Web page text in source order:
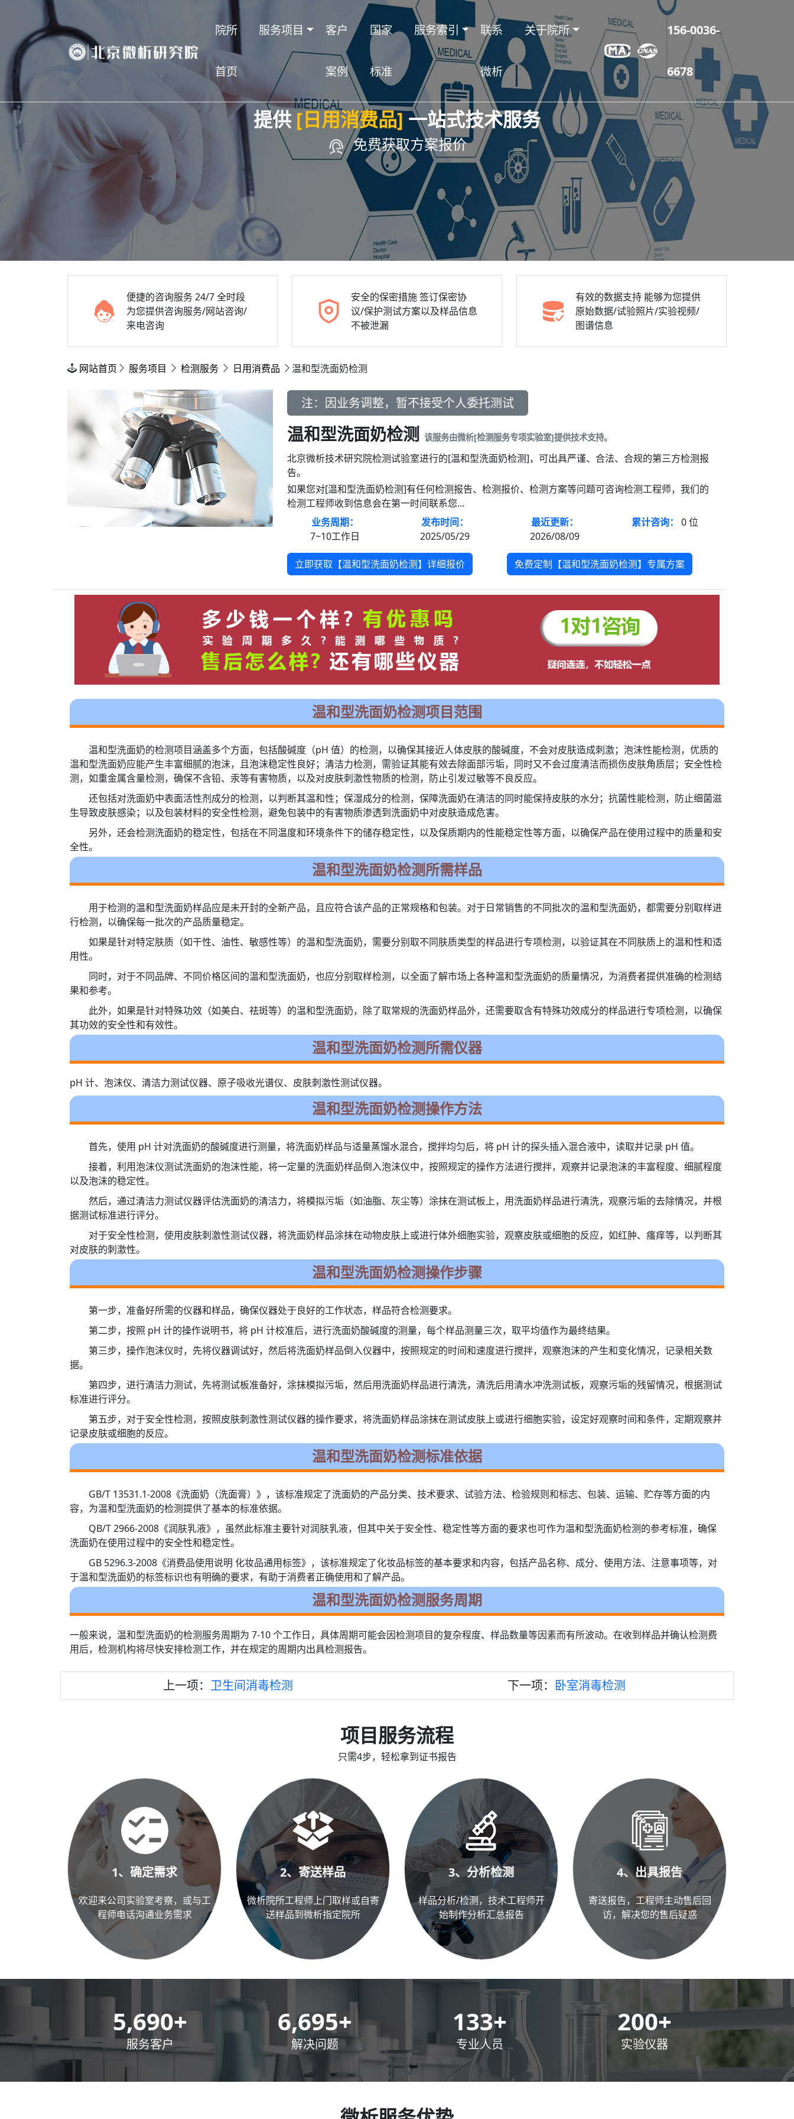
院所
首页
服务项目 客户
案例
国家
标准
服务索引 联系
微析
关于院所 156-0036-
6678
提供 [日用消费品]一站式技术服务
免费获取方案报价
便捷的咨询服务24/7 全时段
为您提供咨询服务/网站咨询/
来电咨询
安全的保密措施签订保密协
议/保护测试方案以及样品信息
不被泄漏
有效的数据支持 能够为您提供
原始数据/试验照片/实验视频/
图谱信息
网站首页 服务项目 检测服务 日用消费品 温和型洗面奶检测
注：因业务调整，暂不接受个人委托测试
温和型洗面奶检测 该服务由微析[检测服务专项实验室]提供技术支持。
北京微析技术研究院检测试验室进行的[温和型洗面奶检测]，可出具严谨、合法、合规的第三方检测报
告。
如果您对[温和型洗面奶检测]有任何检测报告、检测报价、检测方案等问题可咨询检测工程师，我们的
检测工程师收到信息会在第一时间联系您...
业务周期：
7~10工作日
发布时间：
2025/05/29
最近更新：
2026/08/09
累计咨询： 0位
立即获取【温和型洗面奶检测】详细报价 免费定制【温和型洗面奶检测】专属方案
温和型洗面奶检测项目范围
温和型洗面奶的检测项目涵盖多个方面，包括酸碱度（pH 值）的检测，以确保其接近人体皮肤的酸碱度，不会对皮肤造成刺激；泡沫性能检测，优质的
温和型洗面奶应能产生丰富细腻的泡沫，且泡沫稳定性良好；清洁力检测，需验证其能有效去除面部污垢，同时又不会过度清洁而损伤皮肤角质层；安全性检
测，如重金属含量检测，确保不含铅、汞等有害物质，以及对皮肤刺激性物质的检测，防止引发过敏等不良反应。
还包括对洗面奶中表面活性剂成分的检测，以判断其温和性；保湿成分的检测，保障洗面奶在清洁的同时能保持皮肤的水分；抗菌性能检测，防止细菌滋
生导致皮肤感染；以及包装材料的安全性检测，避免包装中的有害物质渗透到洗面奶中对皮肤造成危害。
另外，还会检测洗面奶的稳定性，包括在不同温度和环境条件下的储存稳定性，以及保质期内的性能稳定性等方面，以确保产品在使用过程中的质量和安
全性。
温和型洗面奶检测所需样品
用于检测的温和型洗面奶样品应是未开封的全新产品，且应符合该产品的正常规格和包装。对于日常销售的不同批次的温和型洗面奶，都需要分别取样进
行检测，以确保每一批次的产品质量稳定。
如果是针对特定肤质（如干性、油性、敏感性等）的温和型洗面奶，需要分别取不同肤质类型的样品进行专项检测，以验证其在不同肤质上的温和性和适
用性。
同时，对于不同品牌、不同价格区间的温和型洗面奶，也应分别取样检测，以全面了解市场上各种温和型洗面奶的质量情况，为消费者提供准确的检测结
果和参考。
此外，如果是针对特殊功效（如美白、祛斑等）的温和型洗面奶，除了取常规的洗面奶样品外，还需要取含有特殊功效成分的样品进行专项检测，以确保
其功效的安全性和有效性。
温和型洗面奶检测所需仪器
pH 计、泡沫仪、清洁力测试仪器、原子吸收光谱仪、皮肤刺激性测试仪器。
温和型洗面奶检测操作方法
首先，使用 pH 计对洗面奶的酸碱度进行测量，将洗面奶样品与适量蒸馏水混合，搅拌均匀后，将 pH 计的探头插入混合液中，读取并记录 pH 值。
接着，利用泡沫仪测试洗面奶的泡沫性能，将一定量的洗面奶样品倒入泡沫仪中，按照规定的操作方法进行搅拌，观察并记录泡沫的丰富程度、细腻程度
以及泡沫的稳定性。
然后，通过清洁力测试仪器评估洗面奶的清洁力，将模拟污垢（如油脂、灰尘等）涂抹在测试板上，用洗面奶样品进行清洗，观察污垢的去除情况，并根
据测试标准进行评分。
对于安全性检测，使用皮肤刺激性测试仪器，将洗面奶样品涂抹在动物皮肤上或进行体外细胞实验，观察皮肤或细胞的反应，如红肿、瘙痒等，以判断其
对皮肤的刺激性。
温和型洗面奶检测操作步骤
第一步，准备好所需的仪器和样品，确保仪器处于良好的工作状态，样品符合检测要求。
第二步，按照 pH 计的操作说明书，将 pH 计校准后，进行洗面奶酸碱度的测量，每个样品测量三次，取平均值作为最终结果。
第三步，操作泡沫仪时，先将仪器调试好，然后将洗面奶样品倒入仪器中，按照规定的时间和速度进行搅拌，观察泡沫的产生和变化情况，记录相关数
据。
第四步，进行清洁力测试，先将测试板准备好，涂抹模拟污垢，然后用洗面奶样品进行清洗，清洗后用清水冲洗测试板，观察污垢的残留情况，根据测试
标准进行评分。
第五步，对于安全性检测，按照皮肤刺激性测试仪器的操作要求，将洗面奶样品涂抹在测试皮肤上或进行细胞实验，设定好观察时间和条件，定期观察并
记录皮肤或细胞的反应。
温和型洗面奶检测标准依据
GB/T 13531.1-2008《洗面奶（洗面膏）》，该标准规定了洗面奶的产品分类、技术要求、试验方法、检验规则和标志、包装、运输、贮存等方面的内
容，为温和型洗面奶的检测提供了基本的标准依据。
QB/T 2966-2008《润肤乳液》，虽然此标准主要针对润肤乳液，但其中关于安全性、稳定性等方面的要求也可作为温和型洗面奶检测的参考标准，确保
洗面奶在使用过程中的安全性和稳定性。
GB 5296.3-2008《消费品使用说明 化妆品通用标签》，该标准规定了化妆品标签的基本要求和内容，包括产品名称、成分、使用方法、注意事项等，对
于温和型洗面奶的标签标识也有明确的要求，有助于消费者正确使用和了解产品。
温和型洗面奶检测服务周期
一般来说，温和型洗面奶的检测服务周期为 7-10 个工作日，具体周期可能会因检测项目的复杂程度、样品数量等因素而有所波动。在收到样品并确认检测费
用后，检测机构将尽快安排检测工作，并在规定的周期内出具检测报告。
上一项： 卫生间消毒检测 下一项： 卧室消毒检测
项目服务流程
只需4步，轻松拿到证书报告
1、确定需求
欢迎来公司实验室考察，或与工
程师电话沟通业务需求
2、寄送样品
微析院所工程师上门取样或自寄
送样品到微析指定院所
3、分析检测
样品分析/检测，技术工程师开
始制作分析汇总报告
4、出具报告
寄送报告，工程师主动售后回
访，解决您的售后疑惑
8,500+
服务客户
10,000+
解决问题
200+
专业人员
300+
实验仪器